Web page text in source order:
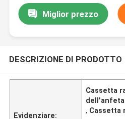
Miglior prezzo
DESCRIZIONE DI PRODOTTO
Evidenziare:
Cassetta
, Cassetta